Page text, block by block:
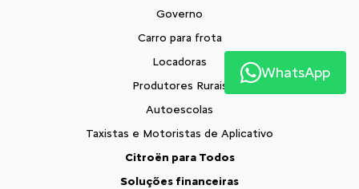
Governo
Carro para frota
Locadoras
Produtores Rurais
Autoescolas
Taxistas e Motoristas de Aplicativo
Citroën para Todos
Soluções financeiras
WhatsApp